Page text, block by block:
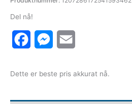
Del nå!
FacebookMessenger
Dette er beste pris akkurat nå.